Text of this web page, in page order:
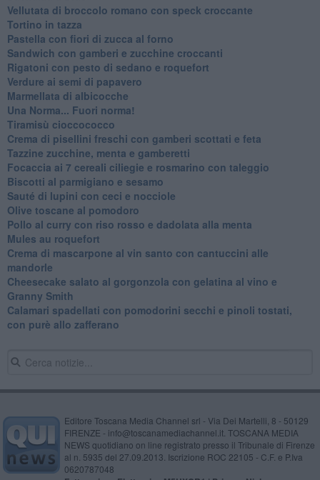
Vellutata di broccolo romano con speck croccante
Tortino in tazza
Pastella con fiori di zucca al forno
Sandwich con gamberi e zucchine croccanti
Rigatoni con pesto di sedano e roquefort
Verdure ai semi di papavero
Marmellata di albicocche
Una Norma... Fuori norma!
Tiramisù cioccococco
Crema di pisellini freschi con gamberi scottati e feta
Tazzine zucchine, menta e gamberetti
Focaccia ai 7 cereali ciliegie e rosmarino con taleggio
Biscotti al parmigiano e sesamo
Sauté di lupini con ceci e nocciole
Olive toscane al pomodoro
Pollo al curry con riso rosso e dadolata alla menta
Mules au roquefort
Crema di mascarpone al vin santo con cantuccini alle
mandorle
Cheesecake salato al gorgonzola con gelatina al vino e
Granny Smith
Calamari spadellati con pomodorini secchi e pinoli tostati,
con purè allo zafferano
Editore Toscana Media Channel srl - Via Dei Martelli, 8 - 50129
FIRENZE - info@toscanamediachannel.it. TOSCANA MEDIA
NEWS quotidiano on line registrato presso il Tribunale di Firenze
al n. 5935 del 27.09.2013. Iscrizione ROC 22105 - C.F. e P.Iva
0620787048